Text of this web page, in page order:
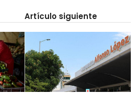
Artículo siguiente